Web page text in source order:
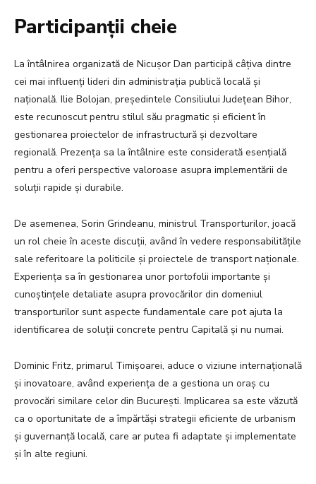
Participanții cheie
La întâlnirea organizată de Nicușor Dan participă câțiva dintre
cei mai influenți lideri din administrația publică locală și
națională. Ilie Bolojan, președintele Consiliului Județean Bihor,
este recunoscut pentru stilul său pragmatic și eficient în
gestionarea proiectelor de infrastructură și dezvoltare
regională. Prezența sa la întâlnire este considerată esențială
pentru a oferi perspective valoroase asupra implementării de
soluții rapide și durabile.
De asemenea, Sorin Grindeanu, ministrul Transporturilor, joacă
un rol cheie în aceste discuții, având în vedere responsabilitățile
sale referitoare la politicile și proiectele de transport naționale.
Experiența sa în gestionarea unor portofolii importante și
cunoștințele detaliate asupra provocărilor din domeniul
transporturilor sunt aspecte fundamentale care pot ajuta la
identificarea de soluții concrete pentru Capitală și nu numai.
Dominic Fritz, primarul Timișoarei, aduce o viziune internațională
și inovatoare, având experiența de a gestiona un oraș cu
provocări similare celor din București. Implicarea sa este văzută
ca o oportunitate de a împărtăși strategii eficiente de urbanism
și guvernanță locală, care ar putea fi adaptate și implementate
și în alte regiuni.